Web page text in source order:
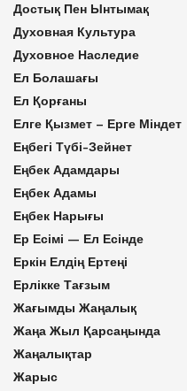
Достық Пен Ынтымақ
Духовная Культура
Духовное Наследие
Ел Болашағы
Ел Қорғаны
Елге Қызмет – Ерге Міндет
Еңбегі Түбі-Зейнет
Еңбек Адамдары
Еңбек Адамы
Еңбек Нарығы
Ер Есімі — Ел Есінде
Еркін Елдің Ертеңі
Ерлікке Тағзым
Жағымды Жаңалық
Жаңа Жыл Қарсаңында
Жаңалықтар
Жарыс